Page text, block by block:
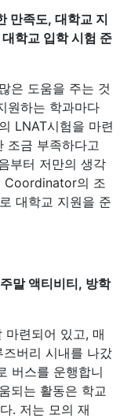
만족도, 대학교 지
학교 입학 시험 준
은 도움을 주는 것
원하는 학과마다
LNAT시험을 마련
조금 부족하다고
부터 저만의 생각
Coordinator의 조
대학교 지원을 준
말 액티비티, 방학
련되어 있고, 매
버리 시내를 나갔
버스를 운행합니
되는 활동은 학교
. 저는 모의 재